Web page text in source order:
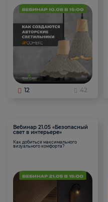
12 42
Вебинар 21.05 «Безопасный
свет в интерьере»
Как добиться максимального
визуального комфорта?